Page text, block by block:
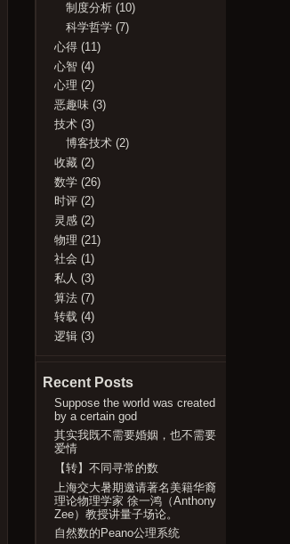
制度分析 (10)
科学哲学 (7)
心得 (11)
心智 (4)
心理 (2)
恶趣味 (3)
技术 (3)
博客技术 (2)
收藏 (2)
数学 (26)
时评 (2)
灵感 (2)
物理 (21)
社会 (1)
私人 (3)
算法 (7)
转载 (4)
逻辑 (3)
Recent Posts
Suppose the world was created
by a certain god
其实我既不需要婚姻，也不需要
爱情
【转】不同寻常的数
上海交大暑期邀请著名美籍华裔
理论物理学家 徐一鸿（Anthony
Zee）教授讲量子场论。
自然数的Peano公理系统